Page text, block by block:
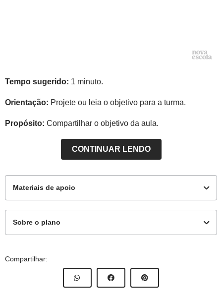
Tempo sugerido: 1 minuto.
Orientação: Projete ou leia o objetivo para a turma.
Propósito: Compartilhar o objetivo da aula.
CONTINUAR LENDO
Materiais de apoio
Sobre o plano
Este plano de aula foi elaborado pelo Time de Autores
Compartilhar: